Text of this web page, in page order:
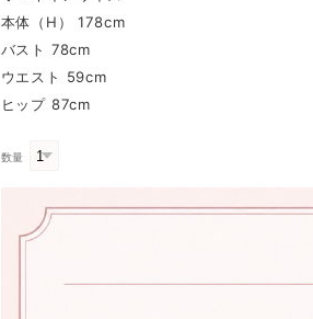
本体（H） 178cm
バスト 78cm
ウエスト 59cm
ヒップ 87cm
数量